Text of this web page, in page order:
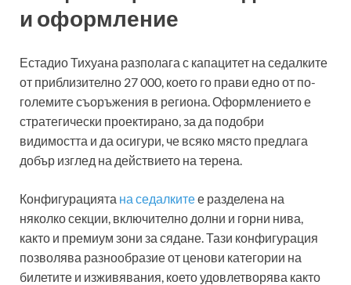
и оформление
Естадио Тихуана разполага с капацитет на седалките
от приблизително 27 000, което го прави едно от по-
големите съоръжения в региона. Оформлението е
стратегически проектирано, за да подобри
видимостта и да осигури, че всяко място предлага
добър изглед на действието на терена.
Конфигурацията на седалкитее разделена на
няколко секции, включително долни и горни нива,
както и премиум зони за сядане. Тази конфигурация
позволява разнообразие от ценови категории на
билетите и изживявания, което удовлетворява както